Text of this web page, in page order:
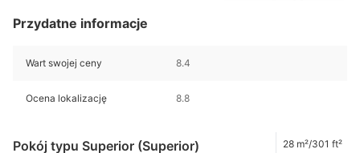
Przydatne informacje
Wart swojej ceny 8.4
Ocena lokalizację 8.8
Pokój typu Superior (Superior) 28 m²/301 ft²